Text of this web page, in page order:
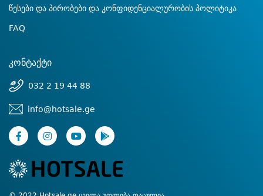
წესები და პირობები და კონფიდენციალურობის პოლიტიკა
FAQ
კონტაქტი
032 2 19 44 88
info@hotsale.ge